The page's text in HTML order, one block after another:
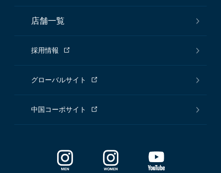
店舗一覧
採用情報
グローバルサイト
中国コーポサイト